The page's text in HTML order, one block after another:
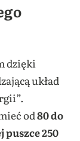
dzięki
układ
od80 do
puszce 250